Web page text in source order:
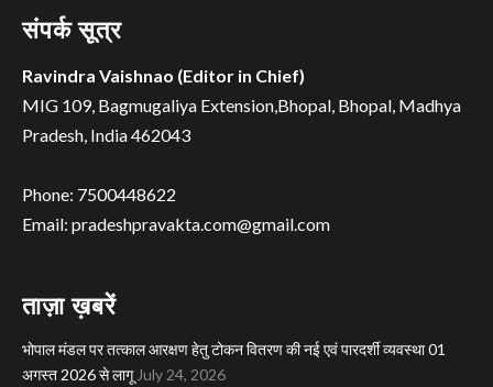
संपर्क सूत्र
Ravindra Vaishnao (Editor in Chief)
MIG 109, Bagmugaliya Extension,Bhopal, Bhopal, Madhya
Pradesh, India 462043
Phone: 7500448622
Email: pradeshpravakta.com@gmail.com
ताज़ा ख़बरें
भोपाल मंडल पर तत्काल आरक्षण हेतु टोकन वितरण की नई एवं पारदर्शी व्यवस्था 01
अगस्त 2026 से लागू July 24, 2026